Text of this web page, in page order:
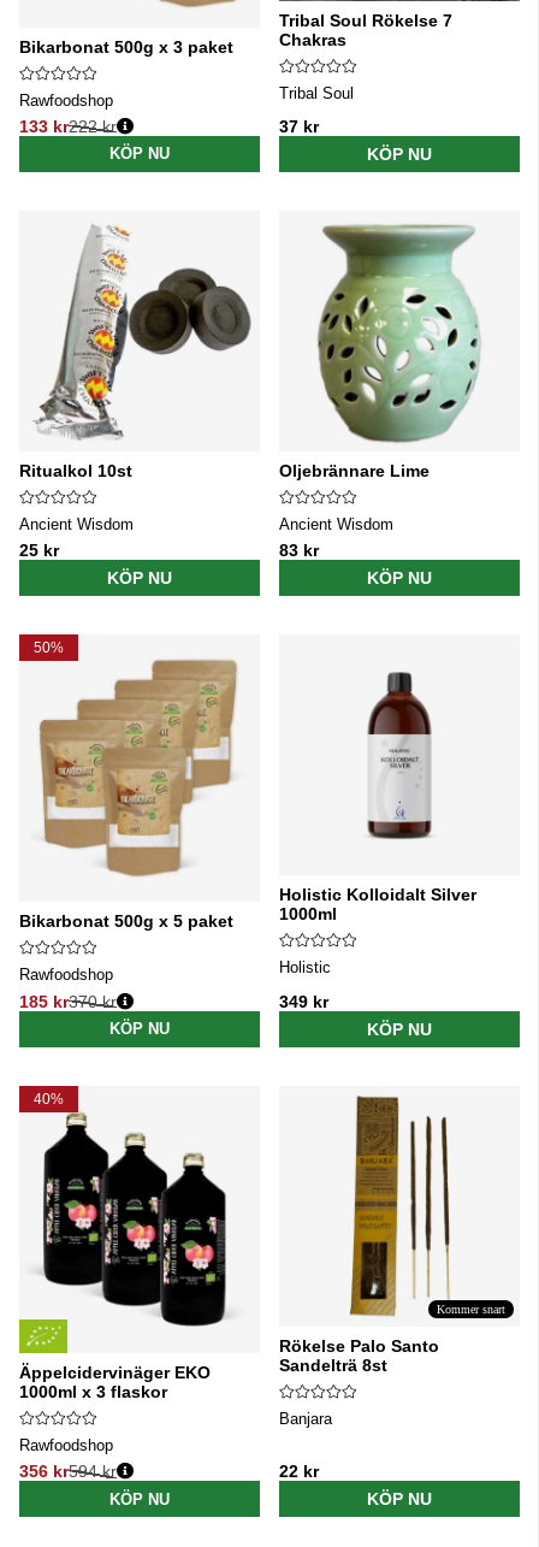
Bikarbonat 500g x 3 paket
Rawfoodshop
133 kr
Ordinarie pris:
222 kr
KÖP NU
Tribal Soul Rökelse 7
Chakras
Tribal Soul
37 kr
KÖP NU
Ritualkol 10st
Ancient Wisdom
25 kr
KÖP NU
Oljebrännare Lime
Ancient Wisdom
83 kr
KÖP NU
50%
Bikarbonat 500g x 5 paket
Rawfoodshop
185 kr
Ordinarie pris:
370 kr
KÖP NU
Holistic Kolloidalt Silver
1000ml
Holistic
349 kr
KÖP NU
40%
Äppelcidervinäger EKO
1000ml x 3 flaskor
Rawfoodshop
356 kr
Ordinarie pris:
594 kr
KÖP NU
Kommer snart
Rökelse Palo Santo
Sandelträ 8st
Banjara
22 kr
KÖP NU